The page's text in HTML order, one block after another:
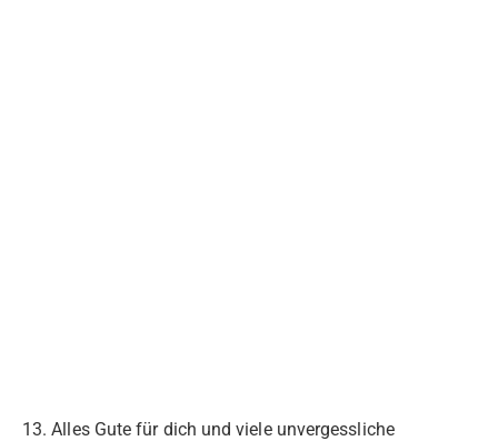
13. Alles Gute für dich und viele unvergessliche